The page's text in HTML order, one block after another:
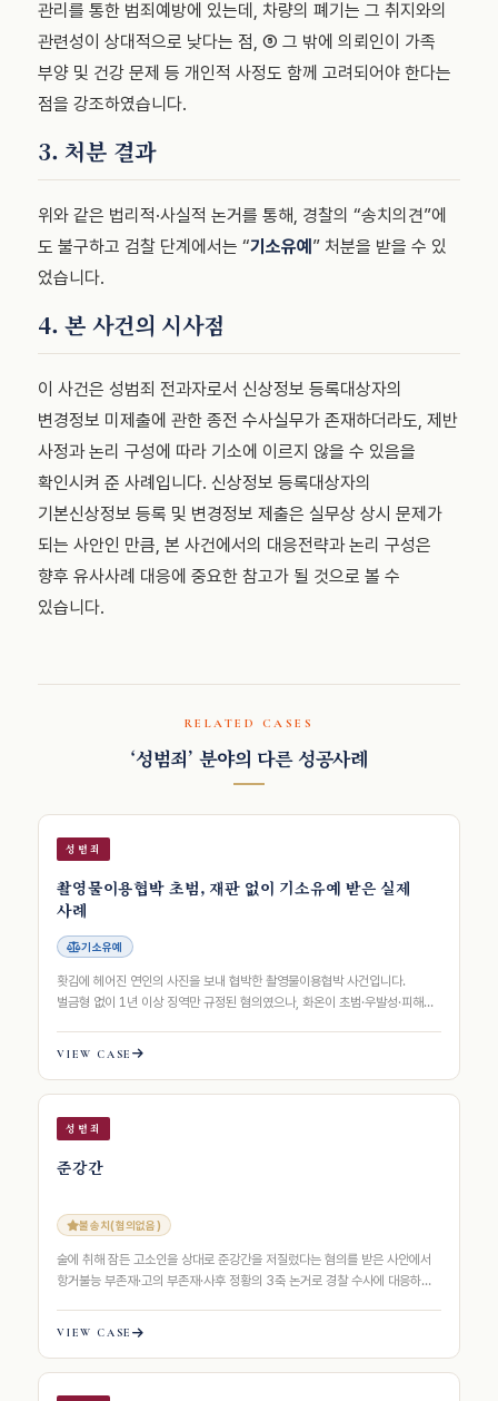
관리를 통한 범죄예방에 있는데, 차량의 폐기는 그 취지와의
관련성이 상대적으로 낮다는 점, ⑤ 그 밖에 의뢰인이 가족
부양 및 건강 문제 등 개인적 사정도 함께 고려되어야 한다는
점을 강조하였습니다.
3. 처분 결과
위와 같은 법리적·사실적 논거를 통해, 경찰의 “송치의견”에
도 불구하고 검찰 단계에서는 “기소유예 ” 처분을 받을 수 있
었습니다.
4. 본 사건의 시사점
이 사건은 성범죄 전과자로서 신상정보 등록대상자의
변경정보 미제출에 관한 종전 수사실무가 존재하더라도, 제반
사정과 논리 구성에 따라 기소에 이르지 않을 수 있음을
확인시켜 준 사례입니다. 신상정보 등록대상자의
기본신상정보 등록 및 변경정보 제출은 실무상 상시 문제가
되는 사안인 만큼, 본 사건에서의 대응전략과 논리 구성은
향후 유사사례 대응에 중요한 참고가 될 것으로 볼 수
있습니다.
RELATED CASES
‘성범죄’ 분야의 다른 성공사례
성범죄
촬영물이용협박 초범, 재판 없이 기소유예 받은 실제
사례
기소유예
홧김에 헤어진 연인의 사진을 보내 협박한 촬영물이용협박 사건입니다.
벌금형 없이 1년 이상 징역만 규정된 혐의였으나, 화온이 초범·우발성·피해
VIEW CASE
성범죄
준강간
불송치(혐의없음)
술에 취해 잠든 고소인을 상대로 준강간을 저질렀다는 혐의를 받은 사안에서
항거불능 부존재·고의 부존재·사후 정황의 3축 논거로 경찰 수사에 대응하여
VIEW CASE